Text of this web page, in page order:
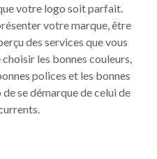
votre logo soit parfait.
votre marque, être
des services que vous
les bonnes couleurs,
polices et les bonnes
se démarque de celui de